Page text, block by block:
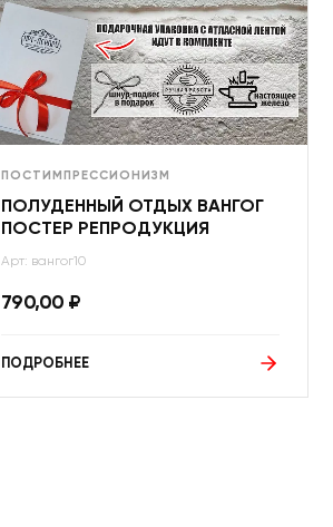
ПОСТИМПРЕССИОНИЗМ
ПОЛУДЕННЫЙ ОТДЫХ ВАНГОГ
ПОСТЕР РЕПРОДУКЦИЯ
Арт: вангог10
790,00 ₽
ПОДРОБНЕЕ